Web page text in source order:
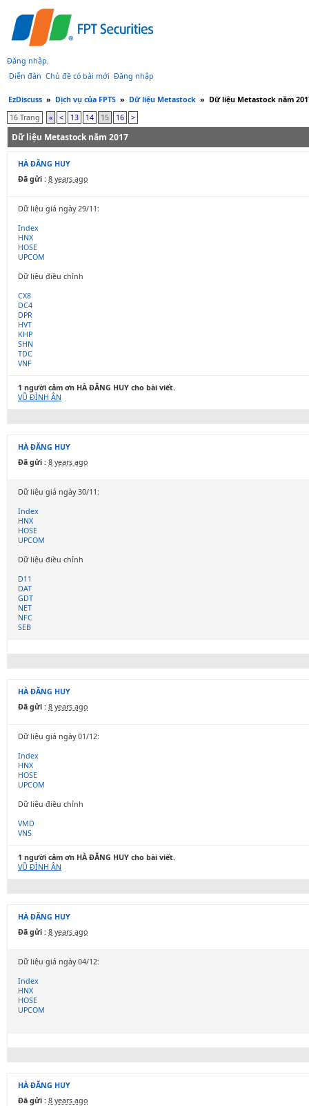
Đăng nhập.
Diễn đàn Chủ đề có bài mới Đăng nhập
EzDiscuss » Dịch vụ của FPTS » Dữ liệu Metastock » Dữ liệu Metastock năm
16 Trang
« < 13 14 15 16 >
Dữ liệu Metastock năm 2017
HÀ ĐĂNG HUY
Đã gửi : 8 years ago
Dữ liệu giá ngày 29/11:
Index
HNX
HOSE
UPCOM
Dữ liệu điều chỉnh
CX8
DC4
DPR
HVT
KHP
SHN
TDC
VNF
1 người cảm ơn HÀ ĐĂNG HUY cho bài viết.
VŨ ĐÌNH ÂN
HÀ ĐĂNG HUY
Đã gửi : 8 years ago
Dữ liệu giá ngày 30/11:
Index
HNX
HOSE
UPCOM
Dữ liệu điều chỉnh
D11
DAT
GDT
NET
NFC
SEB
HÀ ĐĂNG HUY
Đã gửi : 8 years ago
Dữ liệu giá ngày 01/12:
Index
HNX
HOSE
UPCOM
Dữ liệu điều chỉnh
VMD
VNS
1 người cảm ơn HÀ ĐĂNG HUY cho bài viết.
VŨ ĐÌNH ÂN
HÀ ĐĂNG HUY
Đã gửi : 8 years ago
Dữ liệu giá ngày 04/12:
Index
HNX
HOSE
UPCOM
HÀ ĐĂNG HUY
Đã gửi : 8 years ago